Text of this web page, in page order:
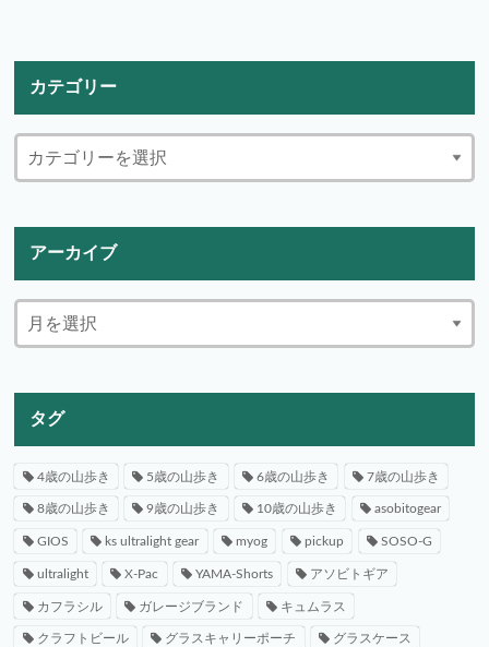
カテゴリー
アーカイブ
タグ
4歳の山歩き 5歳の山歩き 6歳の山歩き 7歳の山歩き
8歳の山歩き 9歳の山歩き 10歳の山歩き asobitogear
GIOS ks ultralight gear myog pickup SOSO-G
ultralight X-Pac YAMA-Shorts アソビトギア
カフラシル ガレージブランド キュムラス
クラフトビール グラスキャリーポーチ グラスケース